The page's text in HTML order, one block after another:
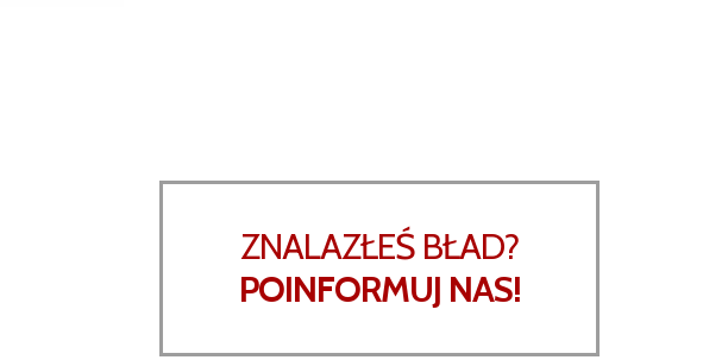
ZNALAZŁEŚ BŁAD?
POINFORMUJ NAS!